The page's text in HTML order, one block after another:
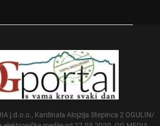
j.d.o.o., Kardinala Alojzija Stepinca 2 OGULIN/